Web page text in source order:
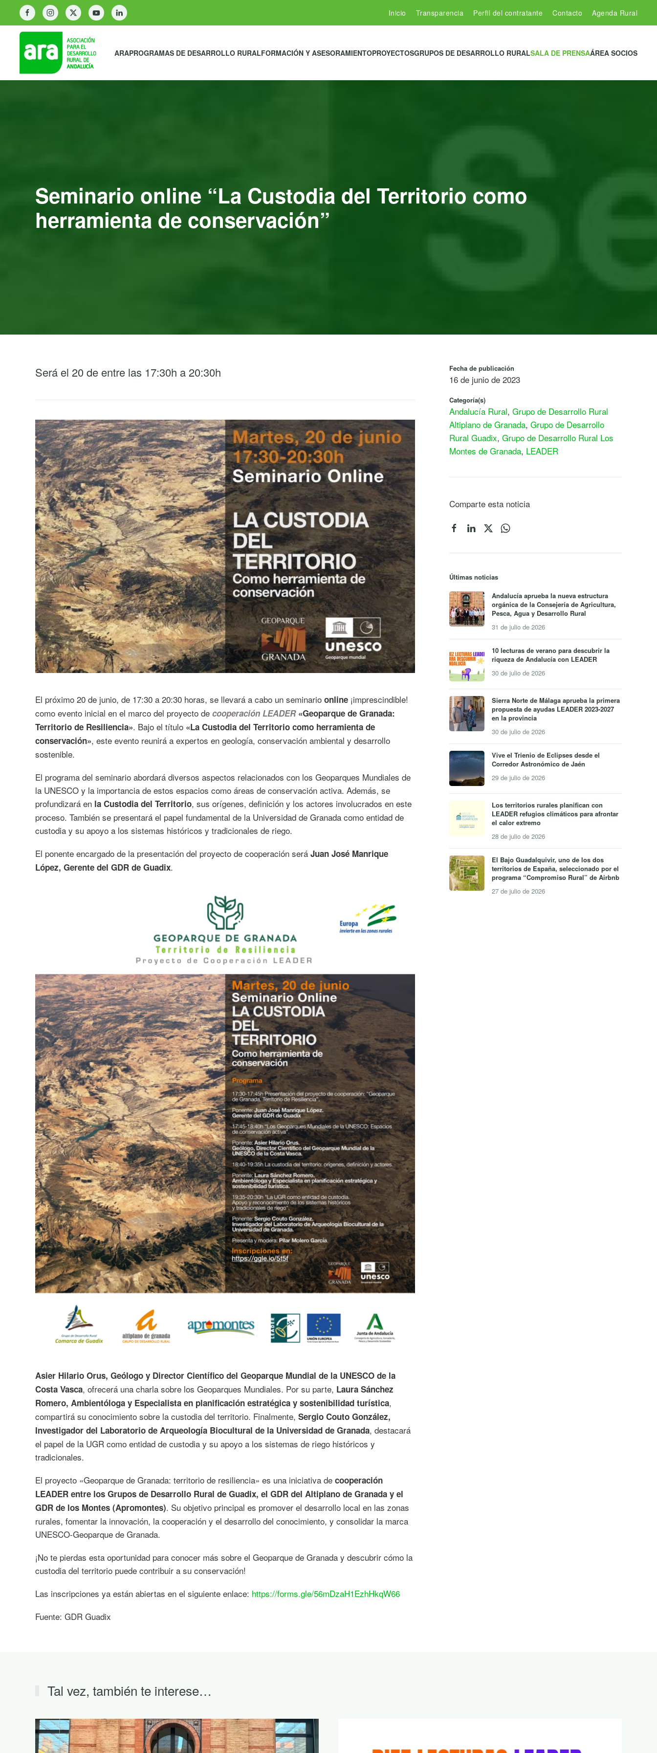
Inicio Transparencia Perfil del contratante Contacto Agenda Rural
ARAPROGRAMAS DE DESARROLLO RURALFORMACIÓN Y ASESORAMIENTOPROYECTOSGRUPOS DE DESARROLLO RURALSALA DE PRENSAÁREA SOCIOS
Seminario online “La Custodia del Territorio como
herramienta de conservación”
Será el 20 de entre las 17:30h a 20:30h
El próximo 20 de junio, de 17:30 a 20:30 horas, se llevará a cabo un seminario online ¡imprescindible!
como evento inicial en el marco del proyecto de cooperación LEADER «Geoparque de Granada:
Territorio de Resiliencia». Bajo el título «La Custodia del Territorio como herramienta de
conservación», este evento reunirá a expertos en geología, conservación ambiental y desarrollo
sostenible.
El programa del seminario abordará diversos aspectos relacionados con los Geoparques Mundiales de
la UNESCO y la importancia de estos espacios como áreas de conservación activa. Además, se
profundizará en la Custodia del Territorio, sus orígenes, definición y los actores involucrados en este
proceso. También se presentará el papel fundamental de la Universidad de Granada como entidad de
custodia y su apoyo a los sistemas históricos y tradicionales de riego.
El ponente encargado de la presentación del proyecto de cooperación será Juan José Manrique
López, Gerente del GDR de Guadix.
Asier Hilario Orus, Geólogo y Director Científico del Geoparque Mundial de la UNESCO de la
Costa Vasca, ofrecerá una charla sobre los Geoparques Mundiales. Por su parte, Laura Sánchez
Romero, Ambientóloga y Especialista en planificación estratégica y sostenibilidad turística,
compartirá su conocimiento sobre la custodia del territorio. Finalmente, Sergio Couto González,
Investigador del Laboratorio de Arqueología Biocultural de la Universidad de Granada, destacará
el papel de la UGR como entidad de custodia y su apoyo a los sistemas de riego históricos y
tradicionales.
El proyecto «Geoparque de Granada: territorio de resiliencia» es una iniciativa de cooperación
LEADER entre los Grupos de Desarrollo Rural de Guadix, el GDR del Altiplano de Granada y el
GDR de los Montes (Apromontes). Su objetivo principal es promover el desarrollo local en las zonas
rurales, fomentar la innovación, la cooperación y el desarrollo del conocimiento, y consolidar la marca
UNESCO-Geoparque de Granada.
¡No te pierdas esta oportunidad para conocer más sobre el Geoparque de Granada y descubrir cómo la
custodia del territorio puede contribuir a su conservación!
Las inscripciones ya están abiertas en el siguiente enlace: https://forms.gle/56mDzaH1EzhHkqW66
Fuente: GDR Guadix
Fecha de publicación
16 de junio de 2023
Categoría(s)
Andalucía Rural, Grupo de Desarrollo Rural
Altiplano de Granada, Grupo de Desarrollo
Rural Guadix, Grupo de Desarrollo Rural Los
Montes de Granada, LEADER
Comparte esta noticia
Últimas noticias
Andalucía aprueba la nueva estructura
orgánica de la Consejería de Agricultura,
Pesca, Agua y Desarrollo Rural
31 de julio de 2026
10 lecturas de verano para descubrir la
riqueza de Andalucía con LEADER
30 de julio de 2026
Sierra Norte de Málaga aprueba la primera
propuesta de ayudas LEADER 2023-2027
en la provincia
30 de julio de 2026
Vive el Trienio de Eclipses desde el
Corredor Astronómico de Jaén
29 de julio de 2026
Los territorios rurales planifican con
LEADER refugios climáticos para afrontar
el calor extremo
28 de julio de 2026
El Bajo Guadalquivir, uno de los dos
territorios de España, seleccionado por el
programa “Compromiso Rural” de Airbnb
27 de julio de 2026
Tal vez, también te interese…